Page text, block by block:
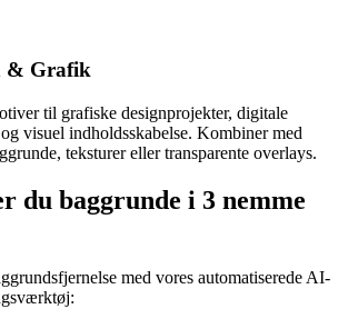
& Grafik
til grafiske designprojekter, digitale
visuel indholdsskabelse. Kombiner med
teksturer eller transparente overlays.
du baggrunde i 3 nemme
med vores automatiserede AI-